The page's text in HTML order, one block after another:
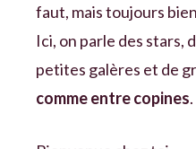
faut, mais toujours
Ici, on parle des stars,
petites galères et de
comme entre copines.